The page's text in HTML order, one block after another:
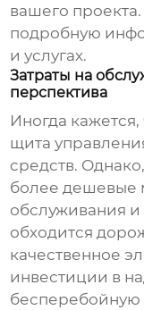
вашего
подробную
и услугах.
Затраты на
перспектива
Иногда
щита
средств.
более дешевые
обслуживания и
обходится
качественное
инвестиции в
бесперебойную